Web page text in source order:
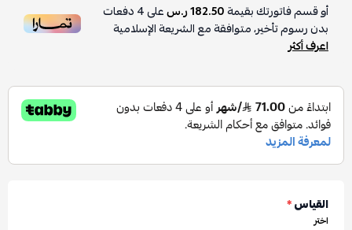
أو قسم فاتورتك بقيمة182.50 ر.س على4دفعات
بدون رسوم تأخير، متوافقة مع الشريعة الإسلامية
اعرف أكثر
القياس*
اختر